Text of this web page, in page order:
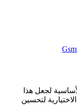
لجعل هذا
لتحسين